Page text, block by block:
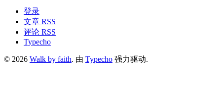
登录
文章 RSS
评论 RSS
Typecho
© 2026 Walk by faith. 由 Typecho 强力驱动.